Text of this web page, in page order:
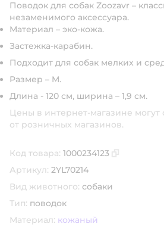
Поводок для собак Zoozavr –
незаменимого аксессуара.
Материал – эко-кожа.
Застежка-карабин.
Подходит для собак мелких и
Размер – M.
Длина - 120 см, ширина – 1,9 см.
Цены в интернет-магазине могут
от розничных магазинов.
Код товара: 1000234123
Артикул: 2YL70214
Вид животного: собаки
Тип: поводок
Материал: кожаный